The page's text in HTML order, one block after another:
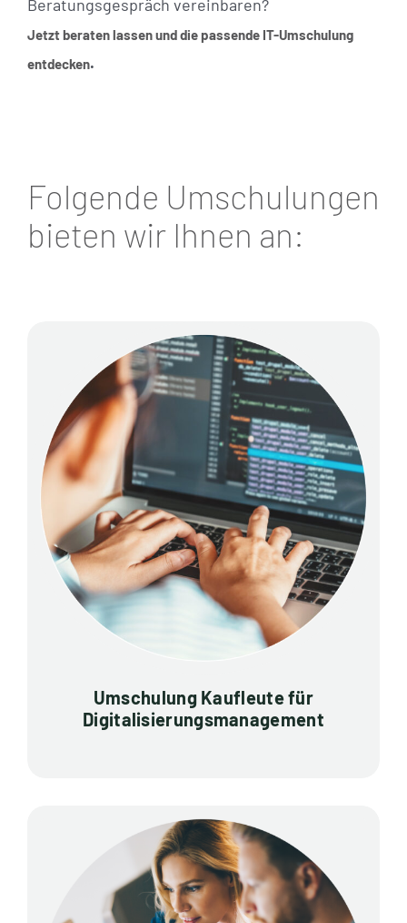
Beratungsgespräch vereinbaren?
Jetzt beraten lassen und die passende IT-Umschulung
entdecken.
Folgende Umschulungen
bieten wir Ihnen an:
Umschulung Kaufleute für
Digitalisierungsmanagement